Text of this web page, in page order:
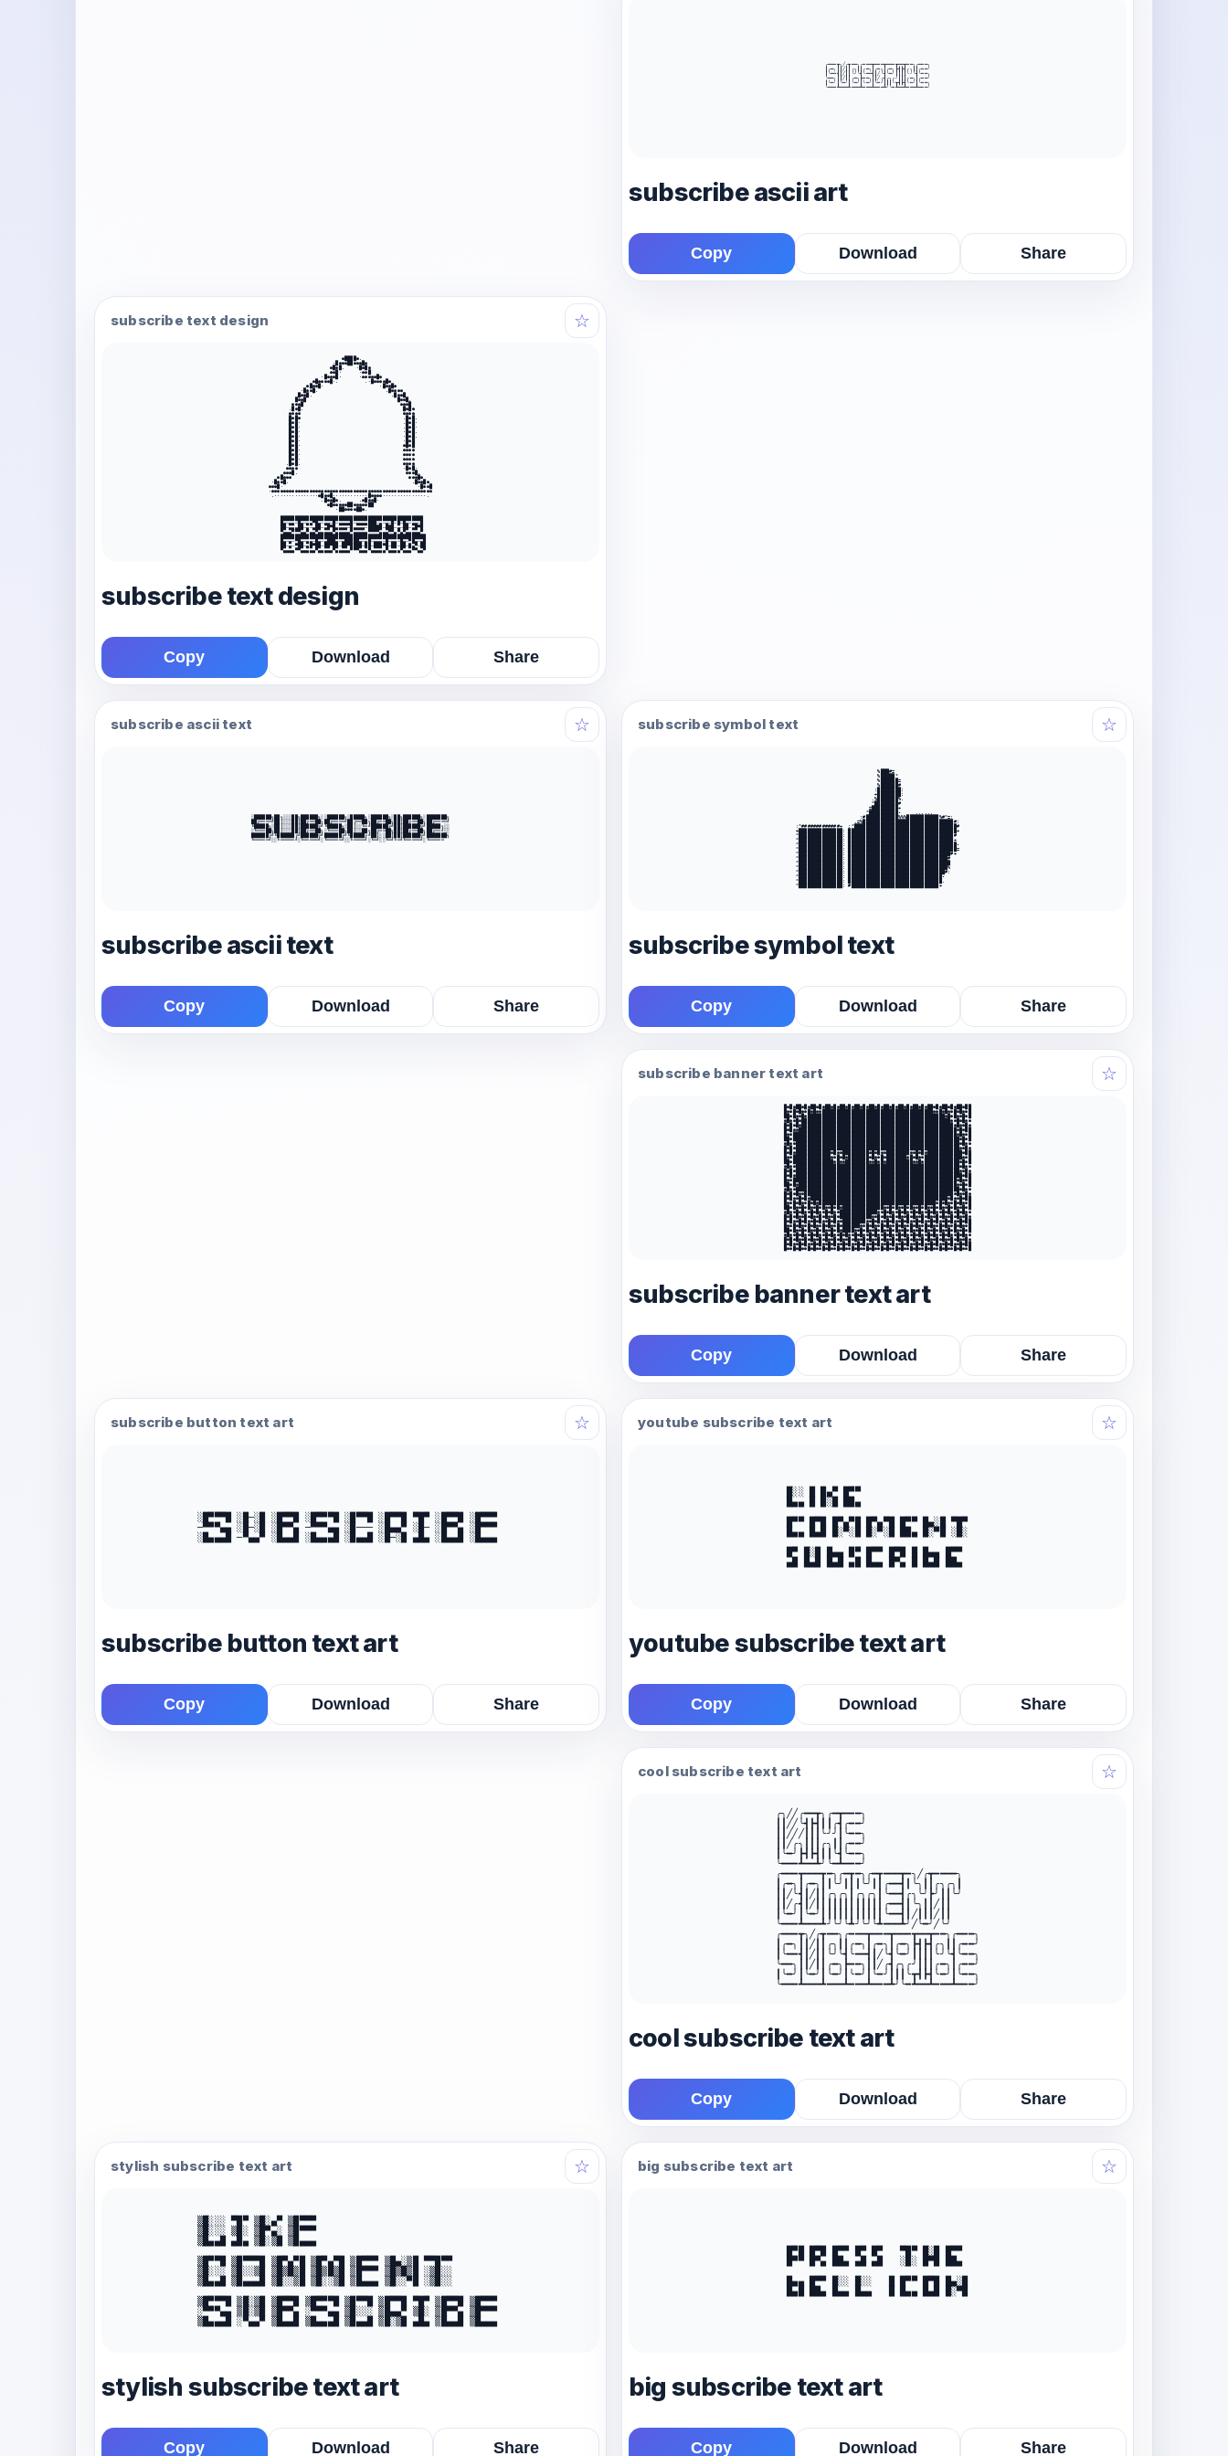
╭━━━┳╮╱╭┳━━╮╭━━━┳━━━┳━━━┳━━┳━━╮╭━━━╮
┃╭━╮┃┃╱┃┃╭╮┃┃╭━╮┃╭━╮┃╭━╮┣┫┣┫╭╮┃┃╭━━╯
┃╰━━┫┃╱┃┃╰╯╰┫╰━━┫┃╱╰┫╰━╯┃┃┃┃╰╯╰┫╰━━╮
╰━━╮┃┃╱┃┃╭━╮┣━━╮┃┃╱╭┫╭╮╭╯┃┃┃╭━╮┃╭━━╯
┃╰━╯┃╰━╯┃╰━╯┃╰━╯┃╰━╯┃┃┃╰┳┫┣┫╰━╯┃╰━━╮
╰━━━┻━━━┻━━━┻━━━┻━━━┻╯╰━┻━━┻━━━┻━━━╯
subscribe ascii art
Copy Download Share
subscribe text design ☆
                                                         ●████●.
                                                      ·█●●●██●●●█●
                                                     ●█●█.    ·█●█●
                                                     ●●█·      ·●●█
                                                  ·█●●●█·      ·●●●●●█●
                                               ●█●●●●█·.         .·█●●●●█●
                                             ●█●●█·                   ·█●●█●
                                           ·█●●█.                       .█●●●●
                                          █●●█.                           .█●●█
                                         █●●█                               █●●█.
                                        ●●●█                                 ●●●█
                                       .█●█.                                  █●█●
                                       ●●●●                                   ●●●●
                                       █●█●                                   .█●█.
                                       █●█·                                   .█●█·
                                       █●█·                                   .█●█·
                                       █●█·                                   ·█●█.
                                       █●█·                                   ·█●█.
                                       █●█·                                   ·█●█
                                       █●█·                                   ●█●█
                                       █●█·                                   ●●●●
                                       █●█·                                   ●●●●
                                       █●█·                                   ●●●●
                                      .█●█.                                   ●●●●
                                      ●●●●                                    ·█●█·
                                     ●●●█.                                     ●●●█.
                                   ●█●●●                                        ●●●█●
                                 ·█●●█.                                          .█●●█●
                                ●●●█·                                              ·█●●█
                                ·●●●●●●●●●●●●●●●●●●●●●●●●●●●●●●●●●●●●●●●●●●●●●●●●●●●●●●●
                                 .···············●█●●█············█●●●●···············.
                                                  .█●●█●.      .●█●●█·
                                                    ●█●●●●●██●●●●●██
                                                       ·██●●●●██●.
                                    █████████████████████████████████████████████████
                                    █▄─▄▄─█▄─▄▄▀█▄─▄▄─█─▄▄▄▄█─▄▄▄▄███─▄─▄─█─█─█▄─▄▄─█
                                    ██─▄▄▄██─▄─▄██─▄█▀█▄▄▄▄─█▄▄▄▄─█████─███─▄─██─▄█▀█
                                    ▀▄▄▄▀▀▀▄▄▀▄▄▀▄▄▄▄▄▀▄▄▄▄▄▀▄▄▄▄▄▀▀▀▀▄▄▄▀▀▄▀▄▀▄▄▄▄▄▀
                                    ██████████████████████████████████████████████████
                                    █▄─▄─▀█▄─▄▄─█▄─▄███▄─▄█████▄─▄█─▄▄▄─█─▄▄─█▄─▀█▄─▄█
                                    ██─▄─▀██─▄█▀██─██▀██─██▀████─██─███▀█─██─██─█▄▀─██
                                    ▀▄▄▄▄▀▀▄▄▄▄▄▀▄▄▄▄▄▀▄▄▄▄▄▀▀▀▄▄▄▀▄▄▄▄▄▀▄▄▄▄▀▄▄▄▀▀▄▄▀
subscribe text design
Copy Download Share
subscribe ascii text ☆
░██████╗██╗░░░██╗██████╗░░██████╗░█████╗░██████╗░██╗██████╗░███████╗
██╔════╝██║░░░██║██╔══██╗██╔════╝██╔══██╗██╔══██╗██║██╔══██╗██╔════╝
╚█████╗░██║░░░██║██████╦╝╚█████╗░██║░░╚═╝██████╔╝██║██████╦╝█████╗░░
░╚═══██╗██║░░░██║██╔══██╗░╚═══██╗██║░░██╗██╔══██╗██║██╔══██╗██╔══╝░░
██████╔╝╚██████╔╝██████╦╝██████╔╝╚█████╔╝██║░░██║██║██████╦╝███████╗
╚═════╝░░╚═════╝░╚═════╝░╚═════╝░░╚════╝░╚═╝░░╚═╝╚═╝╚═════╝░╚═════
subscribe ascii text
Copy Download Share
subscribe symbol text ☆
                                     %███#=
                                     %█████*
                                     %██████=
                                     %██████#
                                    :████████:
                                    +████████:
                                   .%███████%.
                                   *████████#
                                  =█████████+
                                 *██████████-     ......
                               :#███████████%%%███████████%#*=:
                             .=%███████████████████████████████#:
         :*#############+  :*███████████████████████████████████#
         +███████████████: █████████████████████████████████████+
         *███████████████: ████████████████████████████████████#
         *███████████████: ████████████████████████████████████+
         *███████████████: █████████████████████████████████████-
         *███████████████: █████████████████████████████████████=
         *███████████████: ███████████████████████████████████#+
         *███████████████: ██████████████████████████████████#
         *███████████████: ███████████████████████████████████
         *███████████████: ██████████████████████████████████%
         *███████████████: █████████████████████████████████#:
         *███████████████: ████████████████████████████████-
         *███████████████: ████████████████████████████████.
         *███████████████: #██████████████████████████████+
subscribe symbol text
Copy Download Share
subscribe banner text art ☆
█●█●██●█●██●█●██●█●██●█●██●█●██●█●██●█●██●█●██●█●██●█●██●█●██●██
█●●█●█●●█●█●●██████████████████████████████████████●●█●█●●█●█●●█
██●█●●█●███████████████████████████████████████████████●█●█●●█●█
●█●●█●███████████████████████████████████████████████████●●█●█●●
█●█●█●████████████████████████████████████████████████████●█●●█●
█●█●●██████████████████████████████████████████████████████●█●██
█●●████████████████████████████████████████████████████████●█●●█
██●█████████████████████████████████████████████████████████●█●█
●█●●████████████████████████████████████████████████████████●█●●
█●█●████████████████████████████████████████████████████████●●█●
█●█●████████████●█●●█████████●█●█●●████████●●█●█●████████████●██
█●●█████████████●●█●█●███████●█●●█●███████●█●█●●█████████████●●█
██●██████████████●█●●████████●●█●█●█████████●●█●████████████●█●█
●█●●████████████████████████████████████████████████████████●█●●
█●█●████████████████████████████████████████████████████████●●█●
█●█●█████████████████████████████████████████████████████████●██
█●●████████████████████████████████████████████████████████●█●●█
██●█●██████████████████████████████████████████████████████●●█●█
●█●●████████████████████████████████████████████████████████●█●●
█●█●█●●███████████████████████████████████████████████████●█●●█●
█●█●●█●█●███████████████████████████████████████████████●█●●█●██
█●●█●█●●█●█●████████████████████████████████████████●█●█●●█●█●●█
██●█●●█●█●●█●█●●█●█●██████████████●●█●█●●█●█●●█●█●●█●█●●█●█●●█●█
●█●●█●█●●█●█●●█●█●●█████████████●●█●█●●█●█●●█●█●●█●█●●█●█●●█●█●●
█●█●█●●█●█●●█●█●●█●███████████●●█●█●●█●█●●█●█●●█●█●●█●█●●█●█●●█●
█●█●●█●█●●█●█●●█●█●●████████●●█●█●●█●█●●█●█●●█●█●●█●█●●█●█●●█●██
█●●█●█●●█●█●●█●█●●█●██████●●█●█●●█●█●●█●█●●█●█●●█●█●●█●█●●█●█●●█
██●█●●█●█●●█●█●●█●█●████●●█●█●●█●█●●█●█●●█●█●●█●█●●█●█●●█●█●●█●█
●█●●█●█●●█●█●●█●█●●█●█●●█●█●●█●█●●█●█●●█●█●●█●█●●█●█●●█●█●●█●█●●
█●█●█●●█●█●●█●█●●█●█●●█●█●●█●█●●█●█●●█●█●●█●█●●█●█●●█●█●●█●█●●█●
█●█●●█●█●●█●█●●█●█●●█●█●●█●█●●█●█●●█●█●●█●█●●█●█●●█●█●●█●█●●█●██
█●●█●█●●█●█●●█●█●●█●█●●█●█●●█●█●●█●█●●█●█●●█●█●●█●█●●█●█●●█●█●●█
subscribe banner text art
Copy Download Share
subscribe button text art ☆
░█▀▀▀█ ░█─░█ ░█▀▀█ ░█▀▀▀█ ░█▀▀█ ░█▀▀█ ▀█▀ ░█▀▀█ ░█▀▀▀
─▀▀▀▄▄ ░█─░█ ░█▀▀▄ ─▀▀▀▄▄ ░█─── ░█▄▄▀ ░█─ ░█▀▀▄ ░█▀▀▀
░█▄▄▄█ ─▀▄▄▀ ░█▄▄█ ░█▄▄▄█ ░█▄▄█ ░█─░█ ▄█▄ ░█▄▄█ ░█▄▄▄
subscribe button text art
Copy Download Share
youtube subscribe text art ☆
█░░ █ █▄▀ █▀▀
█▄▄ █ █░█ ██▄
█▀▀ █▀█ █▀▄▀█ █▀▄▀█ █▀▀ █▄░█ ▀█▀
█▄▄ █▄█ █░▀░█ █░▀░█ ██▄ █░▀█ ░█░
█▀ █░█ █▄▄ █▀ █▀▀ █▀█ █ █▄▄ █▀▀
▄█ █▄█ █▄█ ▄█ █▄▄ █▀▄ █ █▄█ ██▄
youtube subscribe text art
Copy Download Share
cool subscribe text art ☆
╭╮╱╱╭━━┳╮╭━┳━━━╮
┃┃╱╱╰┫┣┫┃┃╭┫╭━━╯
┃┃╱╱╱┃┃┃╰╯╯┃╰━━╮
┃┃╱╭╮┃┃┃╭╮┃┃╭━━╯
┃╰━╯┣┫┣┫┃┃╰┫╰━━╮
╰━━━┻━━┻╯╰━┻━━━╯
╭━━━┳━━━┳━╮╭━┳━╮╭━┳━━━┳━╮╱╭┳━━━━╮
┃╭━╮┃╭━╮┃┃╰╯┃┃┃╰╯┃┃╭━━┫┃╰╮┃┃╭╮╭╮┃
┃┃╱╰┫┃╱┃┃╭╮╭╮┃╭╮╭╮┃╰━━┫╭╮╰╯┣╯┃┃╰╯
┃┃╱╭┫┃╱┃┃┃┃┃┃┃┃┃┃┃┃╭━━┫┃╰╮┃┃╱┃┃
┃╰━╯┃╰━╯┃┃┃┃┃┃┃┃┃┃┃╰━━┫┃╱┃┃┃╱┃┃
╰━━━┻━━━┻╯╰╯╰┻╯╰╯╰┻━━━┻╯╱╰━╯╱╰╯
╭━━━┳╮╱╭┳━━╮╭━━━┳━━━┳━━━┳━━┳━━╮╭━━━╮
┃╭━╮┃┃╱┃┃╭╮┃┃╭━╮┃╭━╮┃╭━╮┣┫┣┫╭╮┃┃╭━━╯
┃╰━━┫┃╱┃┃╰╯╰┫╰━━┫┃╱╰┫╰━╯┃┃┃┃╰╯╰┫╰━━╮
╰━━╮┃┃╱┃┃╭━╮┣━━╮┃┃╱╭┫╭╮╭╯┃┃┃╭━╮┃╭━━╯
┃╰━╯┃╰━╯┃╰━╯┃╰━╯┃╰━╯┃┃┃╰┳┫┣┫╰━╯┃╰━━╮
╰━━━┻━━━┻━━━┻━━━┻━━━┻╯╰━┻━━┻━━━┻━━━╯
cool subscribe text art
Copy Download Share
stylish subscribe text art ☆
▒█░░░ ▀█▀ ▒█░▄▀ ▒█▀▀▀
▒█░░░ ▒█░ ▒█▀▄░ ▒█▀▀▀
▒█▄▄█ ▄█▄ ▒█░▒█ ▒█▄▄▄
▒█▀▀█ ▒█▀▀▀█ ▒█▀▄▀█ ▒█▀▄▀█ ▒█▀▀▀ ▒█▄░▒█ ▀▀█▀▀
▒█░░░ ▒█░░▒█ ▒█▒█▒█ ▒█▒█▒█ ▒█▀▀▀ ▒█▒█▒█ ░▒█░░
▒█▄▄█ ▒█▄▄▄█ ▒█░░▒█ ▒█░░▒█ ▒█▄▄▄ ▒█░░▀█ ░▒█░░
▒█▀▀▀█ ▒█░▒█ ▒█▀▀█ ▒█▀▀▀█ ▒█▀▀█ ▒█▀▀█ ▀█▀ ▒█▀▀█ ▒█▀▀▀
░▀▀▀▄▄ ▒█░▒█ ▒█▀▀▄ ░▀▀▀▄▄ ▒█░░░ ▒█▄▄▀ ▒█░ ▒█▀▀▄ ▒█▀▀▀
▒█▄▄▄█ ░▀▄▄▀ ▒█▄▄█ ▒█▄▄▄█ ▒█▄▄█ ▒█░▒█ ▄█▄ ▒█▄▄█ ▒█▄▄▄
stylish subscribe text art
Copy Download Share
big subscribe text art ☆
█▀█ █▀█ █▀▀ █▀ █▀   ▀█▀ █░█ █▀▀
█▀▀ █▀▄ ██▄ ▄█ ▄█   ░█░ █▀█ ██▄
█▄▄ █▀▀ █░░ █░░   █ █▀▀ █▀█ █▄░█
█▄█ ██▄ █▄▄ █▄▄   █ █▄▄ █▄█ █░▀█
big subscribe text art
Copy Download Share